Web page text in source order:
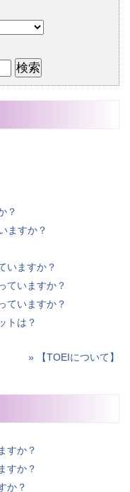
？
ますか？
いますか？
ていますか？
ていますか？
トは？
» 【TOEIについて】
すか？
すか？
か？